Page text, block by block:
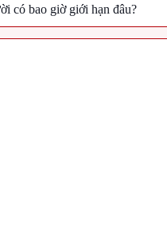
có bao giờ giới hạn đâu?